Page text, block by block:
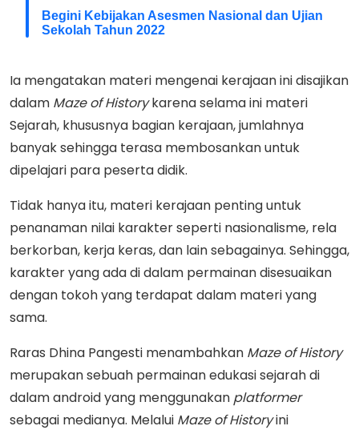
Begini Kebijakan Asesmen Nasional dan Ujian
Sekolah Tahun 2022
Ia mengatakan materi mengenai kerajaan ini disajikan
dalam Maze of Historykarena selama ini materi
Sejarah, khususnya bagian kerajaan, jumlahnya
banyak sehingga terasa membosankan untuk
dipelajari para peserta didik.
Tidak hanya itu, materi kerajaan penting untuk
penanaman nilai karakter seperti nasionalisme, rela
berkorban, kerja keras, dan lain sebagainya. Sehingga,
karakter yang ada di dalam permainan disesuaikan
dengan tokoh yang terdapat dalam materi yang
sama.
Raras Dhina Pangesti menambahkan Maze of History
merupakan sebuah permainan edukasi sejarah di
dalam android yang menggunakan platformer
sebagai medianya. Melalui Maze of Historyini